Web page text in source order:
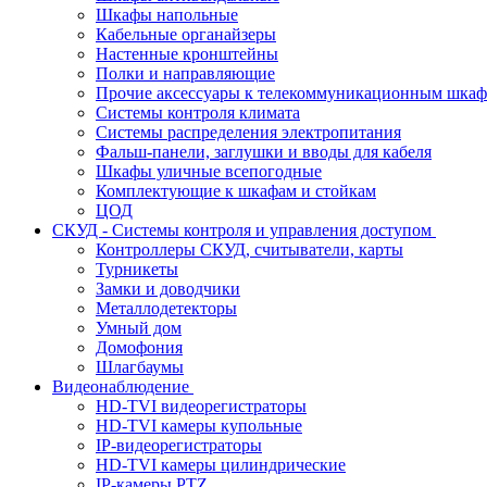
Шкафы напольные
Кабельные органайзеры
Настенные кронштейны
Полки и направляющие
Прочие аксессуары к телекоммуникационным
Системы контроля климата
Системы распределения электропитания
Фальш-панели, заглушки и вводы для кабеля
Шкафы уличные всепогодные
Комплектующие к шкафам и стойкам
ЦОД
СКУД - Системы контроля и управления доступом
Контроллеры СКУД, считыватели, карты
Турникеты
Замки и доводчики
Металлодетекторы
Умный дом
Домофония
Шлагбаумы
Видеонаблюдение
HD-TVI видеорегистраторы
HD-TVI камеры купольные
IP-видеорегистраторы
HD-TVI камеры цилиндрические